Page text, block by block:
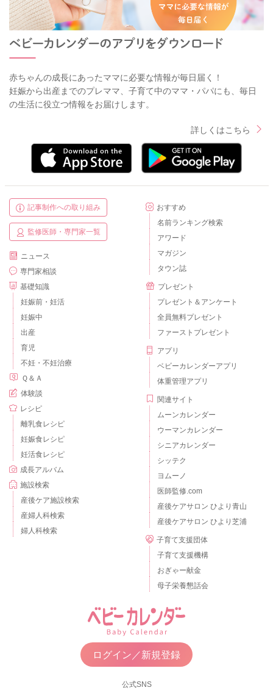
赤ちゃんの成長にあったママに必要な情報が毎日届く！
妊娠から出産までのプレママ、子育て中のママ・パパにも、毎日
の生活に役立つ情報をお届けします。
詳しくはこちら
記事制作への取り組み
監修医師・専門家一覧
ニュース
専門家相談
基礎知識
妊娠前・妊活
妊娠中
出産
育児
不妊・不妊治療
Ｑ＆Ａ
体験談
レシピ
離乳食レシピ
妊娠食レシピ
妊活食レシピ
成長アルバム
施設検索
産後ケア施設検索
産婦人科検索
婦人科検索
おすすめ
名前ランキング検索
アワード
マガジン
タウン誌
プレゼント
プレゼント＆アンケート
全員無料プレゼント
ファーストプレゼント
アプリ
ベビーカレンダーアプリ
体重管理アプリ
関連サイト
ムーンカレンダー
ウーマンカレンダー
シニアカレンダー
シッテク
ヨムーノ
医師監修.com
産後ケアサロン ひより青山
産後ケアサロン ひより芝浦
子育て支援団体
子育て支援機構
おぎゃー献金
母子栄養懇話会
ログイン／新規登録
公式SNS